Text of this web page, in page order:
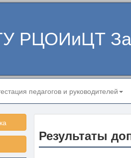
РЦОИиЦТ
педагогов и руководителей
Результаты